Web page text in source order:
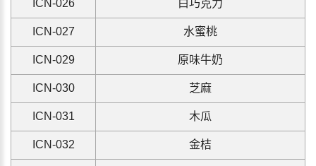
ICN-026 白巧克力
ICN-027 水蜜桃
ICN-029 原味牛奶
ICN-030 芝麻
ICN-031 木瓜
ICN-032 金桔